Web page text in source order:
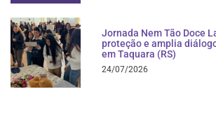
Jornada Nem Tão Doce
proteção e amplia
em Taquara (RS)
24/07/2026